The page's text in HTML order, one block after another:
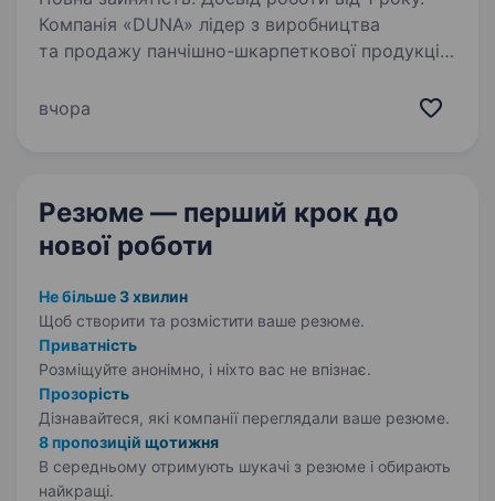
Компанія «DUNA» лідер з виробництва
та продажу панчішно-шкарпеткової продукції
консультанта в м. Тернопіль, ТРЦ Подоляни
вчора
Резюме — перший крок до
нової роботи
Не більше 3 хвилин
Щоб створити та розмістити ваше резюме.
Приватність
Розміщуйте анонімно, і ніхто вас не впізнає.
Прозорість
Дізнавайтеся, які компанії переглядали ваше резюме.
8 пропозицій щотижня
В середньому отримують шукачі з резюме і обирають
найкращі.